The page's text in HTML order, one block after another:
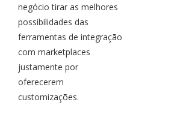
negócio tirar as melhores
possibilidades das
ferramentas de integração
com marketplaces
justamente por
oferecerem
customizações.